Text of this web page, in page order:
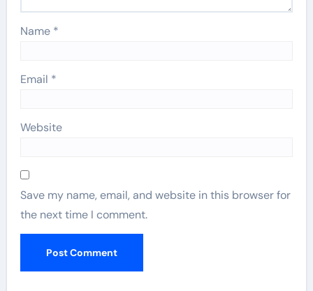
Name *
Email *
Website
Save my name, email, and website in this browser for
the next time I comment.